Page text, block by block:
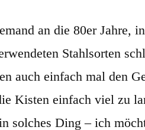
an die 80er Jahre,
Stahlsorten
auch einfach mal den
Kisten einfach viel zu
solches Ding – ich